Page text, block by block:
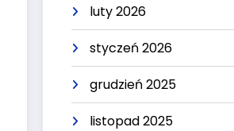
luty 2026
styczeń 2026
grudzień 2025
listopad 2025